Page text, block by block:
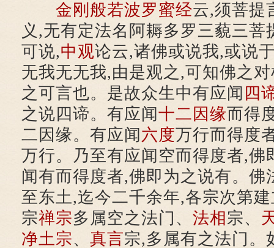
金刚般若波罗蜜经云,须菩提
义,无有定法名阿耨多罗三藐三菩
可说,中观论云,诸佛或说我,或说
无我无无我,由是观之,可知佛之
之可言也。是故众生中有应闻 四
之说四谛。有应闻十二因缘而得
二因缘。有应闻 六度万行而得度
万行。乃至有应闻空而得度者,佛
闻有而得度者,佛即为之说有。佛
至东土,迄今二千余年,各宗次第
宗禅宗多属空之法门、 法相宗、
净土宗、 真言宗,多属有之法门。